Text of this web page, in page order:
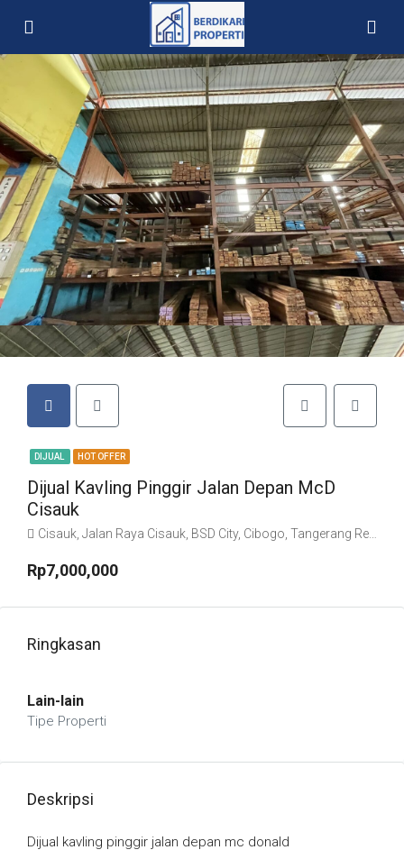
DIJUAL HOT OFFER
Dijual Kavling Pinggir Jalan Depan McD
Cisauk
Cisauk, Jalan Raya Cisauk, BSD City, Cibogo, Tangerang Regency, Banten, 15341, Indonesia
Rp7,000,000
Ringkasan
Lain-lain
Tipe Properti
Deskripsi
Dijual kavling pinggir jalan depan mc donald